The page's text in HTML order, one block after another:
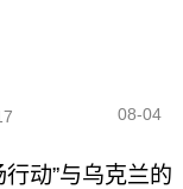
08-04
动”与乌克兰的